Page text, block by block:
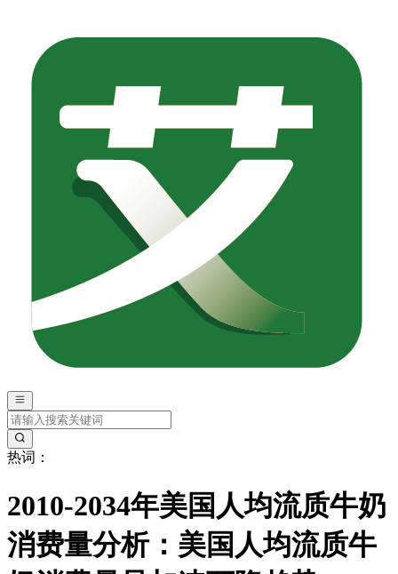
热词：
2010-2034年美国人均流质牛奶
消费量分析：美国人均流质牛